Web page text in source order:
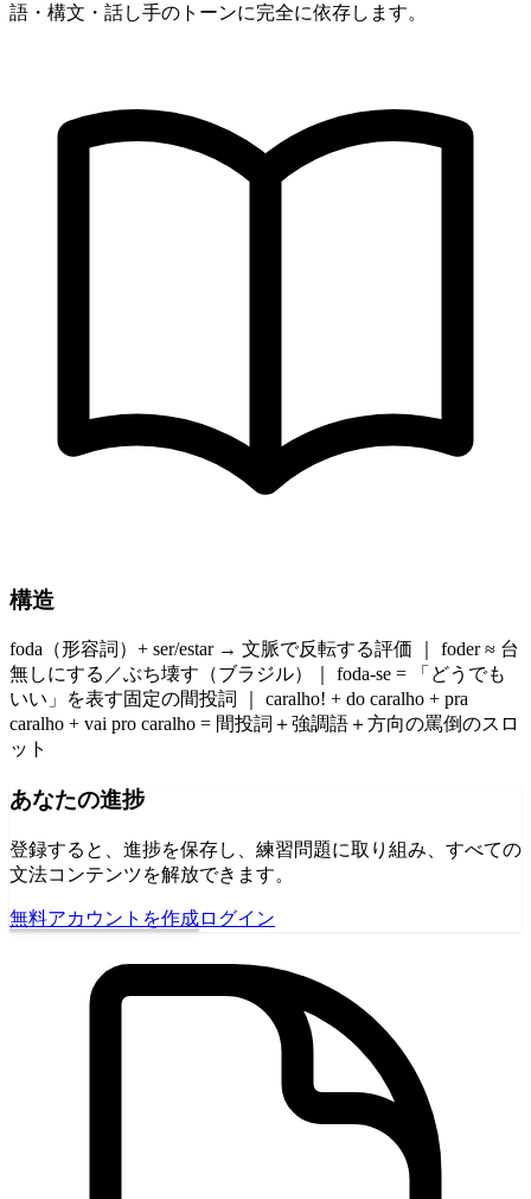
語・構文・話し手のトーンに完全に依存します。
構造
foda（形容詞）+ ser/estar → 文脈で反転する評価 ｜ foder ≈ 台
無しにする／ぶち壊す（ブラジル）｜ foda-se = 「どうでも
いい」を表す固定の間投詞 ｜ caralho! + do caralho + pra
caralho + vai pro caralho = 間投詞＋強調語＋方向の罵倒のスロ
ット
あなたの進捗
登録すると、進捗を保存し、練習問題に取り組み、すべての
文法コンテンツを解放できます。
無料アカウントを作成ログイン